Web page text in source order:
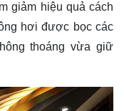
giảm hiệu quả cách
hơi được bọc các
thoáng vừa giữ